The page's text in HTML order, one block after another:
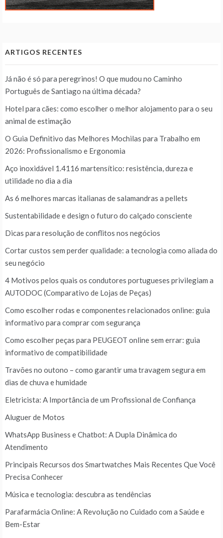
ARTIGOS RECENTES
Já não é só para peregrinos! O que mudou no Caminho
Português de Santiago na última década?
Hotel para cães: como escolher o melhor alojamento para o seu
animal de estimação
O Guia Definitivo das Melhores Mochilas para Trabalho em
2026: Profissionalismo e Ergonomia
Aço inoxidável 1.4116 martensítico: resistência, dureza e
utilidade no dia a dia
As 6 melhores marcas italianas de salamandras a pellets
Sustentabilidade e design o futuro do calçado consciente
Dicas para resolução de conflitos nos negócios
Cortar custos sem perder qualidade: a tecnologia como aliada do
seu negócio
4 Motivos pelos quais os condutores portugueses privilegiam a
AUTODOC (Comparativo de Lojas de Peças)
Como escolher rodas e componentes relacionados online: guia
informativo para comprar com segurança
Como escolher peças para PEUGEOT online sem errar: guia
informativo de compatibilidade
Travões no outono – como garantir uma travagem segura em
dias de chuva e humidade
Eletricista: A Importância de um Profissional de Confiança
Aluguer de Motos
WhatsApp Business e Chatbot: A Dupla Dinâmica do
Atendimento
Principais Recursos dos Smartwatches Mais Recentes Que Você
Precisa Conhecer
Música e tecnologia: descubra as tendências
Parafarmácia Online: A Revolução no Cuidado com a Saúde e
Bem-Estar